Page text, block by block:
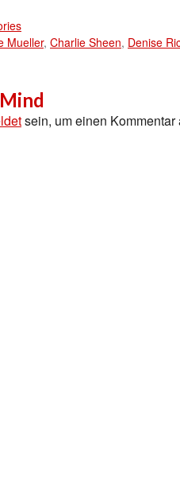
Mueller, Charlie Sheen, Denise
sein, um einen Kommentar